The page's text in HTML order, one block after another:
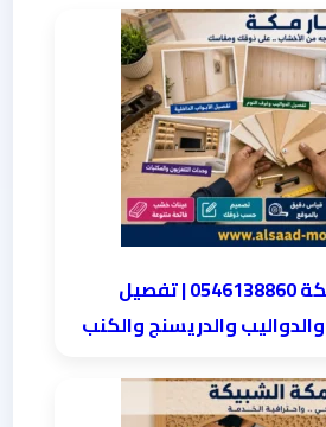
تفصيل أبواب بمكة 0546138860 | تفصيل
والدريسنج والكنب